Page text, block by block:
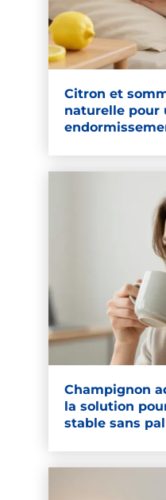
Citron et
naturelle pour
Champignon
la solution
stable sans